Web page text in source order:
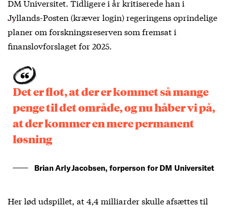
DM Universitet. Tidligere i år kritiserede han i
Jyllands-Posten (kræver login) regeringens oprindelige
planer om forskningsreserven som fremsat i
finanslovforslaget for 2025.
Det er flot, at der er kommet så mange
penge til det område, og nu håber vi på,
at der kommer en mere permanent
løsning
Brian Arly Jacobsen, forperson for DM Universitet
Her lød udspillet, at 4,4 milliarder skulle afsættes til